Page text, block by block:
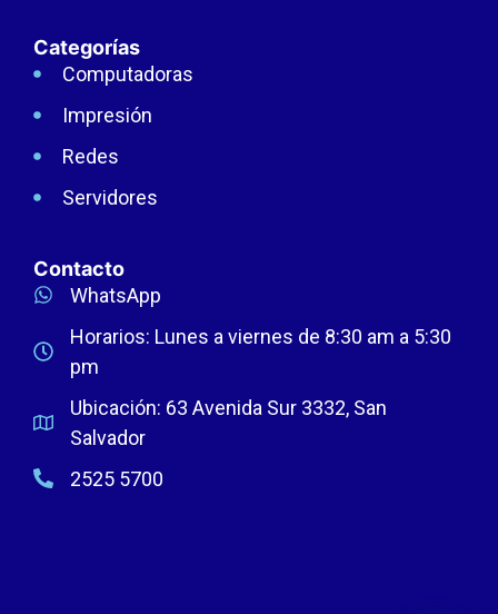
Categorías
Computadoras
Impresión
Redes
Servidores
Contacto
WhatsApp
Horarios: Lunes a viernes de 8:30 am a 5:30
pm
Ubicación: 63 Avenida Sur 3332, San
Salvador
2525 5700